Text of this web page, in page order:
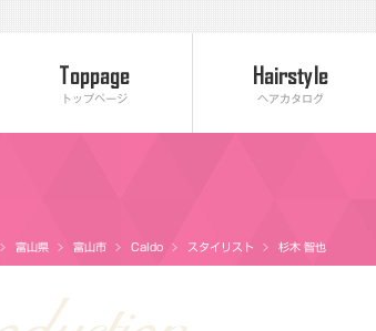
ヘアカタログ
トップページ
富山県 富山市 Caldo スタイリスト 杉木 智也